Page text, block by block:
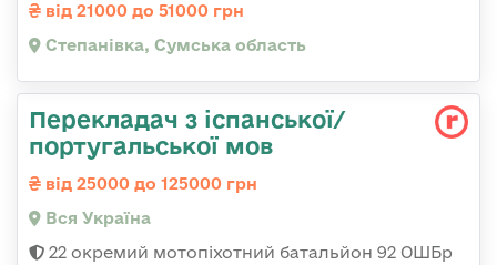
від 21000 до 51000 грн
Степанівка, Сумська область
Перекладач з іспанської/
португальської мов
від 25000 до 125000 грн
Вся Україна
22 окремий мотопіхотний батальйон 92 ОШБр